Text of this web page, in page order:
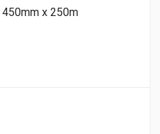
x 250m